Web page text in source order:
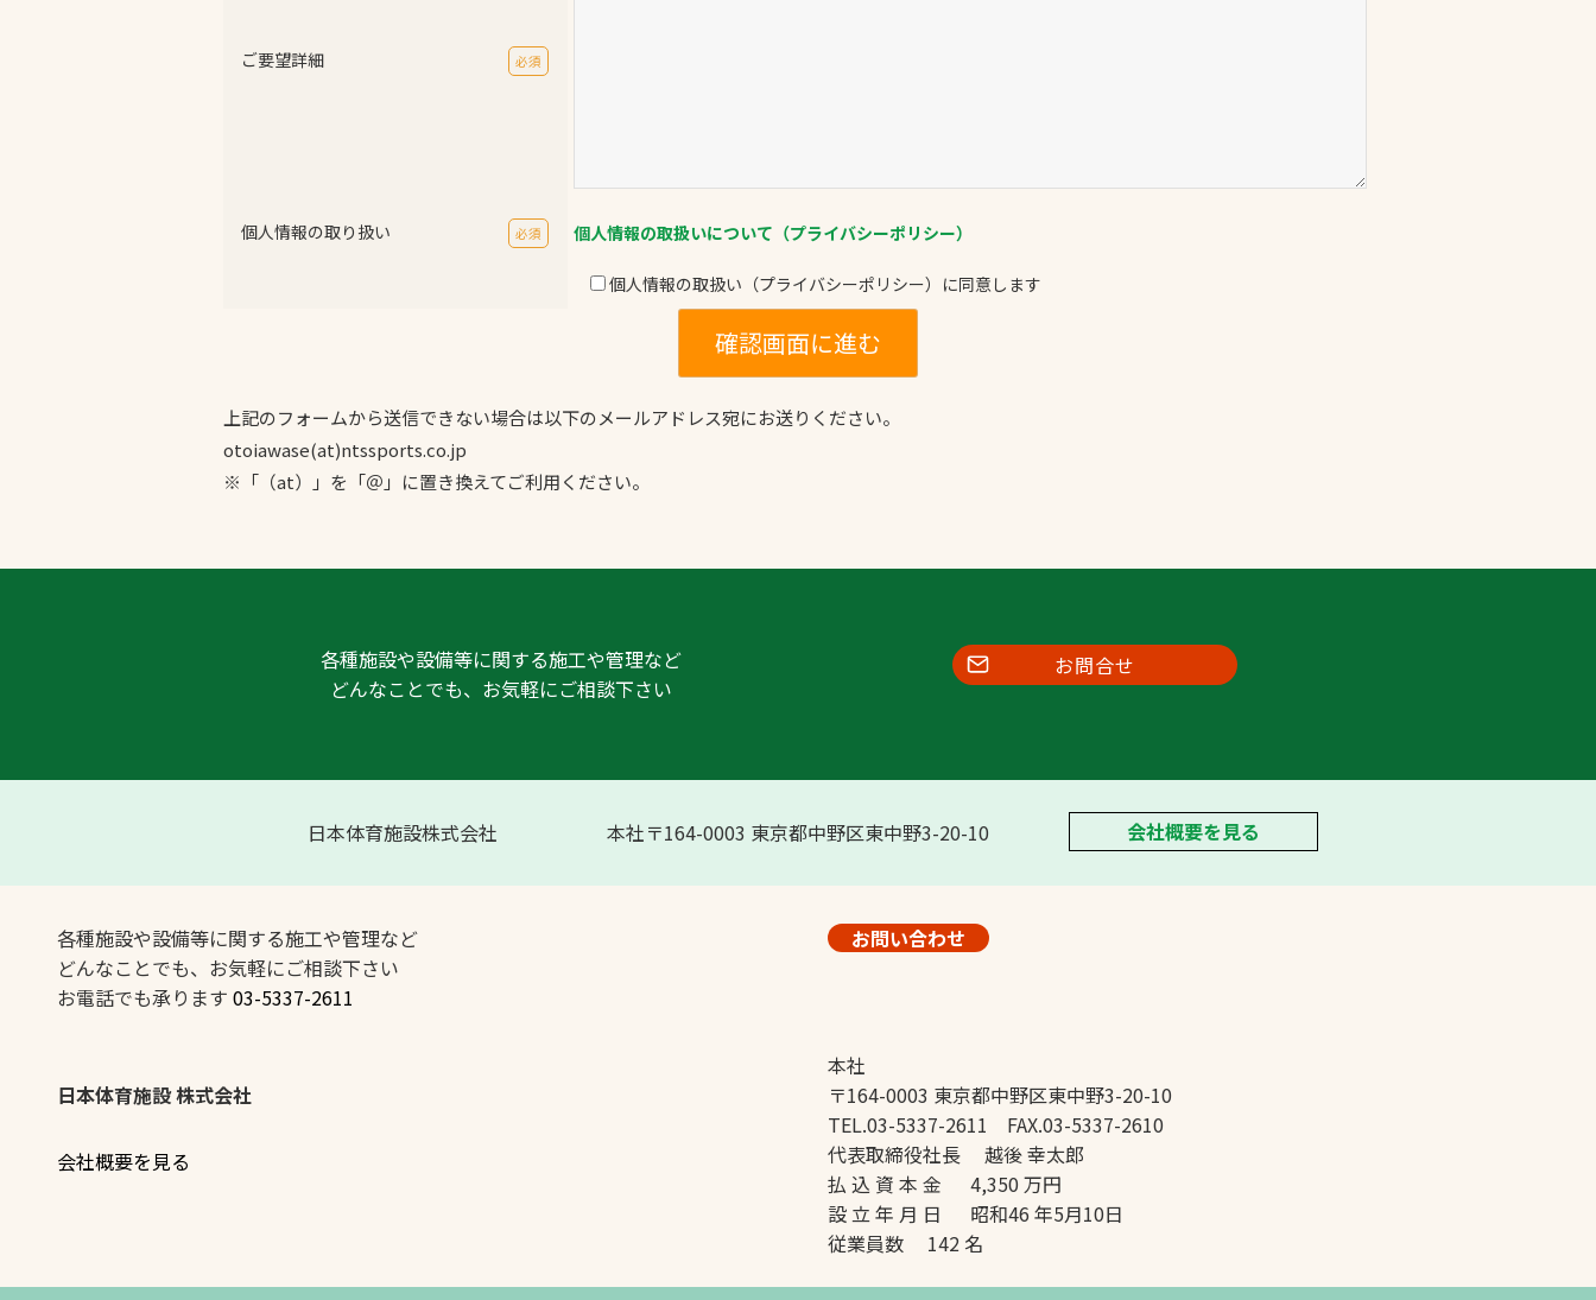
ご要望詳細 必須
個人情報の取り扱い 必須 個人情報の取扱いについて（プライバシーポリシー）
個人情報の取扱い（プライバシーポリシー）に同意します
上記のフォームから送信できない場合は以下のメールアドレス宛にお送りください。
otoiawase(at)ntssports.co.jp
※「（at）」を「＠」に置き換えてご利用ください。
各種施設や設備等に関する施工や管理など
どんなことでも、お気軽にご相談下さい
お問合せ
日本体育施設株式会社 本社〒164-0003 東京都中野区東中野3-20-10 会社概要を見る
各種施設や設備等に関する施工や管理など
どんなことでも、お気軽にご相談下さい
お電話でも承ります 03-5337-2611
お問い合わせ
日本体育施設 株式会社
会社概要を見る
本社
〒164-0003 東京都中野区東中野3-20-10
TEL.03-5337-2611 FAX.03-5337-2610
代表取締役社長 越後 幸太郎
払 込 資 本 金 4,350 万円
設 立 年 月 日 昭和46 年5月10日
従業員数 142 名